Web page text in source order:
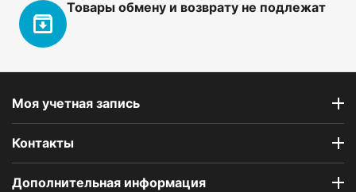
Товары обмену и возврату не подлежат
Моя учетная запись
Контакты
Дополнительная информация